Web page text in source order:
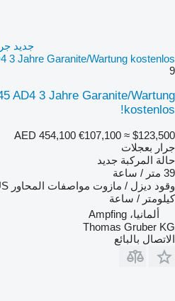
3 Jahre Garanite/Wartung kostenlos!
9
AD4 3 Jahre Garanite/Wartung
kostenlos!
AED 454,100 €107,100 ≈ $123,500
جرار بعجلات
حالة المركبة جديد
39 متر / ساعة
وقود ديزل / مازوت مواصفات المحاور
كيلومتر / ساعة
ألمانيا، Ampfing
Thomas Gruber KG
الاتصال بالبائع